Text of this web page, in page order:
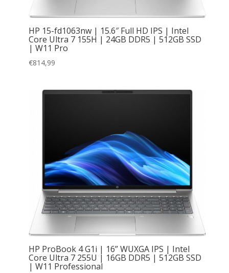
HP 15-fd1063nw | 15.6″ Full HD IPS | Intel
Core Ultra 7 155H | 24GB DDR5 | 512GB SSD
| W11 Pro
€814,99
HP ProBook 4 G1i | 16” WUXGA IPS | Intel
Core Ultra 7 255U | 16GB DDR5 | 512GB SSD
| W11 Professional